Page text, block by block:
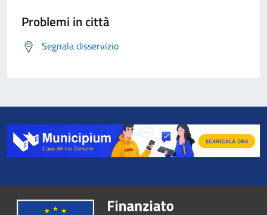
Problemi in città
Segnala disservizio